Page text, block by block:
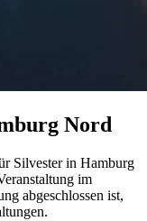
Nord
Silvester in Hamburg
im
abgeschlossen ist,